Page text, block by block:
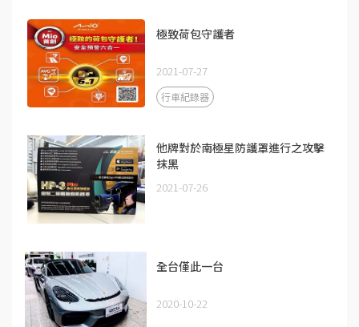
極致荷包守護者
2021-07-27
行車紀錄器
他牌對於南極星防護罩進行之攻擊
抹黑
2021-07-26
全台僅此一台
2020-10-22